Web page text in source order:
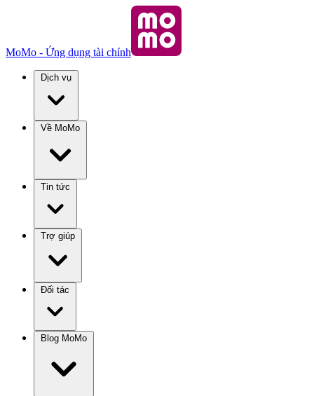
MoMo - Ứng dụng tài chính
Dịch vụ
Về MoMo
Tin tức
Trợ giúp
Đối tác
Blog MoMo